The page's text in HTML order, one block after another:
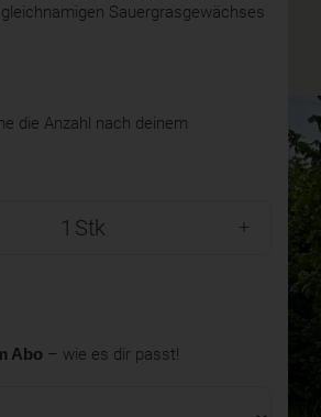
Sauergrasgewächses
die Anzahl nach deinem
Stk
Abo – wie es dir passt!